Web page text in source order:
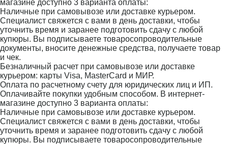
магазине доступно 3 варианта оплаты:
Наличные при самовывозе или доставке курьером.
Специалист свяжется с вами в день доставки, чтобы
уточнить время и заранее подготовить сдачу с любой
купюры. Вы подписываете товаросопроводительные
документы, вносите денежные средства, получаете товар
и чек.
Безналичный расчет при самовывозе или доставке
курьером: карты Visa, MasterCard и МИР.
Оплата по расчетному счету для юридических лиц и ИП.
Оплачивайте покупки удобным способом. В интернет-
магазине доступно 3 варианта оплаты:
Наличные при самовывозе или доставке курьером.
Специалист свяжется с вами в день доставки, чтобы
уточнить время и заранее подготовить сдачу с любой
купюры. Вы подписываете товаросопроводительные